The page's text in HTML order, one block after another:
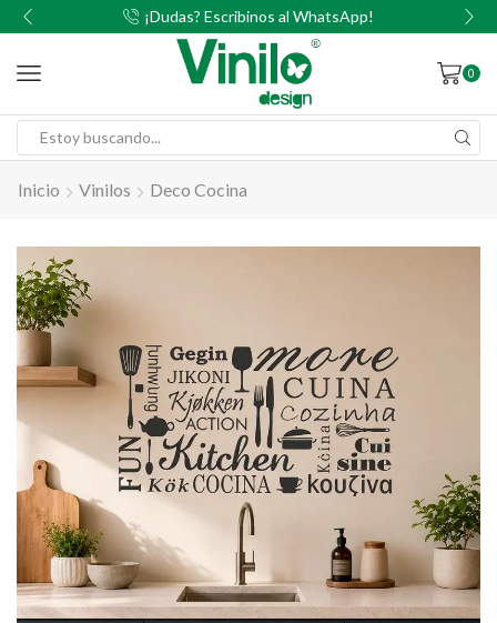
¡Dudas? Escribinos al WhatsApp!
0
Inicio Vinilos Deco Cocina